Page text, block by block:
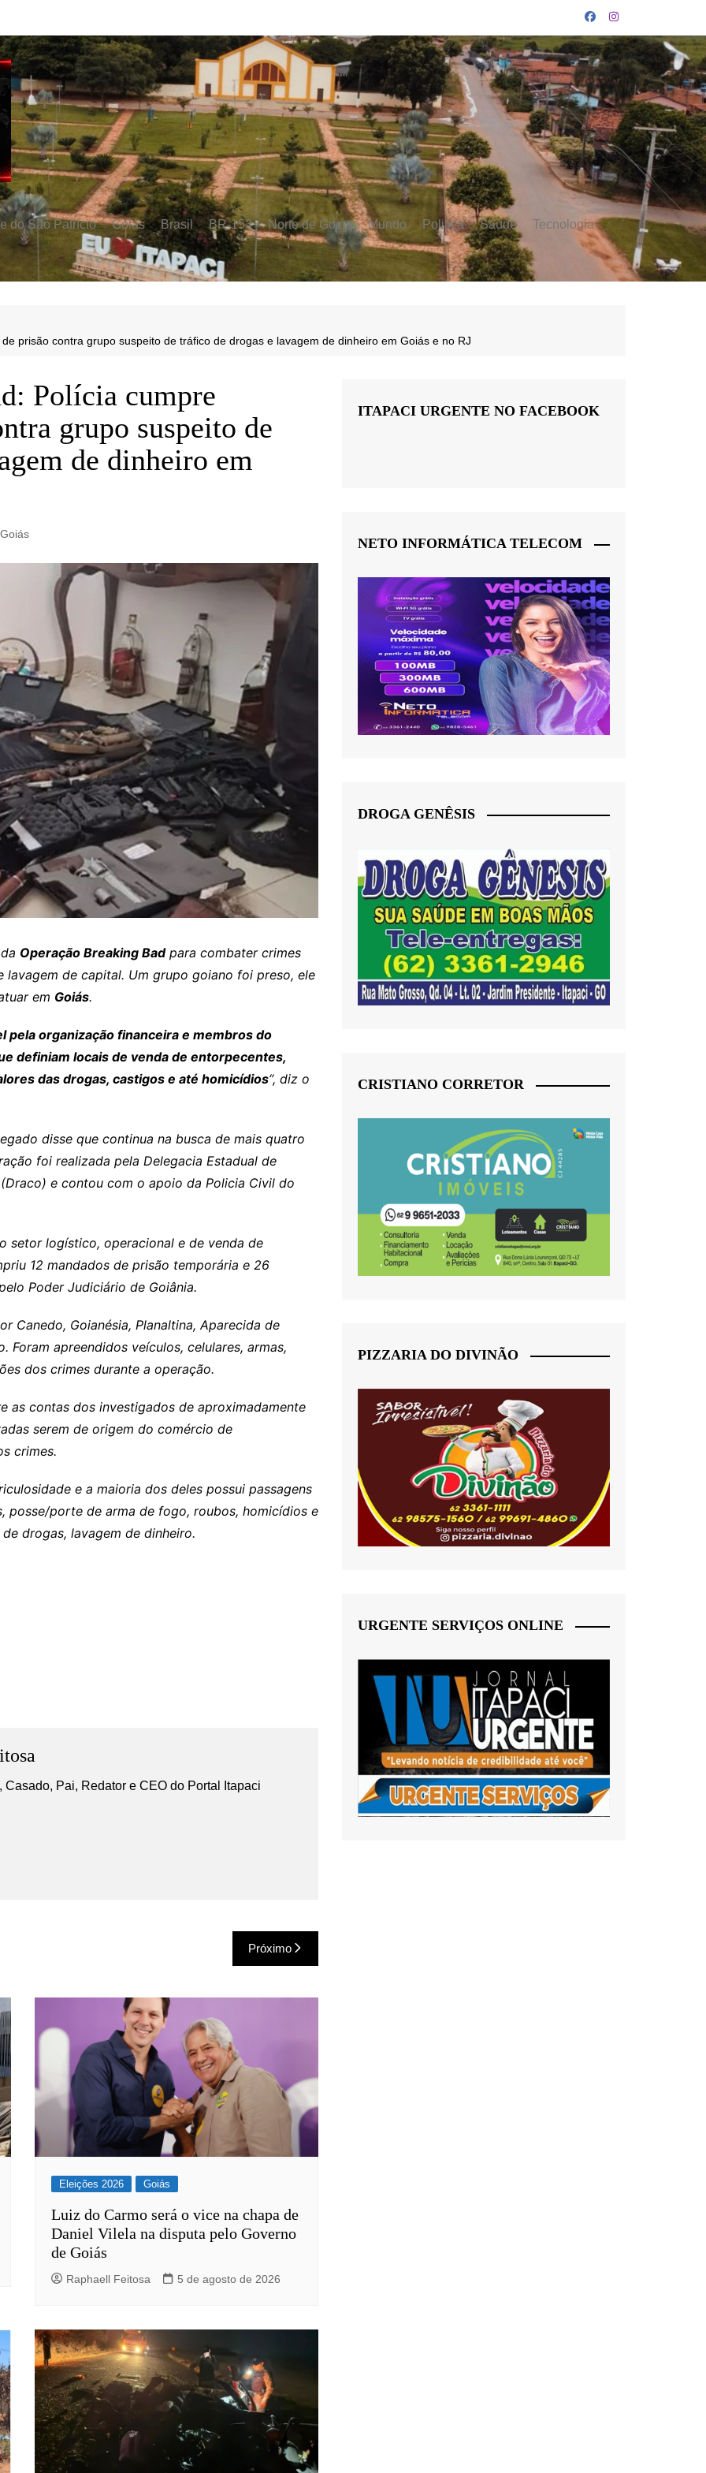
do São Patrício Goiás Brasil BR-153 Norte de Goiás Mundo Politica Saúde Tecnologia
prisão contra grupo suspeito de tráfico de drogas e lavagem de dinheiro em Goiás e no RJ
Polícia cumpre
grupo suspeito de
de dinheiro em
Goiás
Operação Breaking Badpara combater crimes
de capital. Um grupo goiano foi preso, ele
em Goiás.
pela organização financeira e membros do
definiam locais de venda de entorpecentes,
das drogas, castigos e até homicídios“, diz o
disse que continua na busca de mais quatro
foi realizada pela Delegacia Estadual de
e contou com o apoio da Policia Civil do
setor logístico, operacional e de venda de
12 mandados de prisão temporária e 26
Poder Judiciário de Goiânia.
Canedo, Goianésia, Planaltina, Aparecida de
Foram apreendidos veículos, celulares, armas,
dos crimes durante a operação.
as contas dos investigados de aproximadamente
serem de origem do comércio de
crimes.
e a maioria dos deles possui passagens
posse/porte de arma de fogo, roubos, homicídios e
drogas, lavagem de dinheiro.
Casado, Pai, Redator e CEO do Portal Itapaci
Próximo
Eleições 2026 Goiás
Luiz do Carmo será o vice na chapa de
Daniel Vilela na disputa pelo Governo
de Goiás
Raphaell Feitosa 5 de agosto de 2026
ITAPACI URGENTE NO FACEBOOK
NETO INFORMÁTICA TELECOM
DROGA GENÊSIS
CRISTIANO CORRETOR
PIZZARIA DO DIVINÃO
URGENTE SERVIÇOS ONLINE